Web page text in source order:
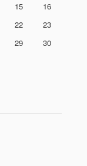
15
16
22
23
29
30